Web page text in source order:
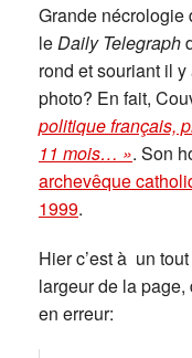
Grande nécrologie
le Daily Telegraph
rond et souriant il
photo? En fait,
politique français,
11 mois… ». Son
archevêque
1999.
Hier c’est à un
largeur de la page,
en erreur: